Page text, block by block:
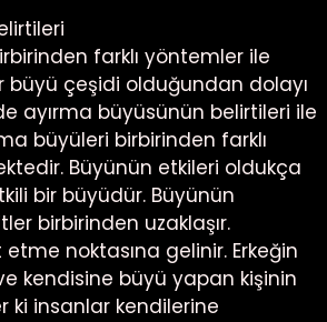
farklı yöntemler ile
büyü çeşidi olduğundan dolayı
ayırma büyüsünün belirtileri ile
büyüleri birbirinden farklı
Büyünün etkileri oldukça
bir büyüdür. Büyünün
birbirinden uzaklaşır.
noktasına gelinir. Erkeğin
kendisine büyü yapan kişinin
ki insanlar kendilerine